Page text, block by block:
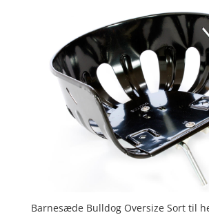
Barnesæde Bulldog Oversize Sort til